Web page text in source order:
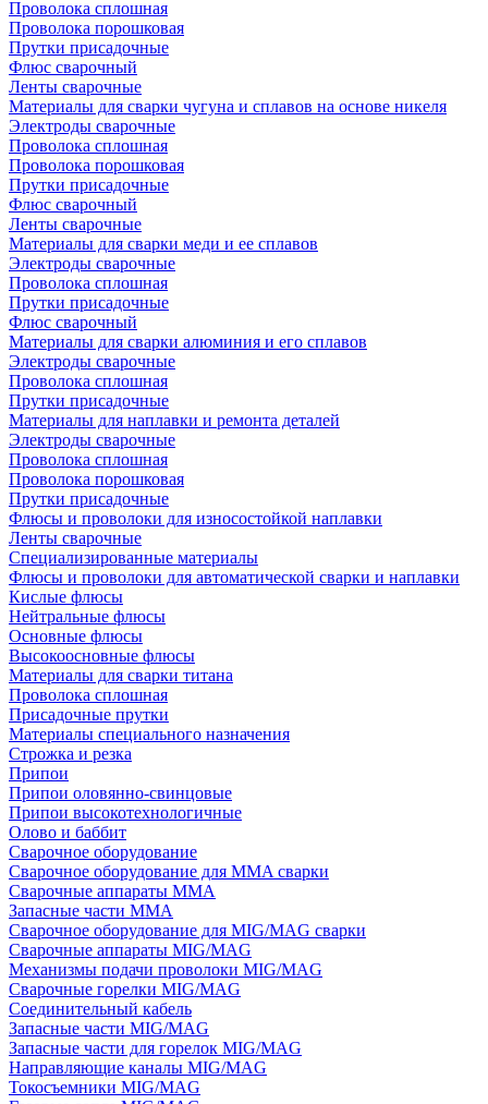
Проволока сплошная
Проволока порошковая
Прутки присадочные
Флюс сварочный
Ленты сварочные
Материалы для сварки чугуна и сплавов на основе никеля
Электроды сварочные
Проволока сплошная
Проволока порошковая
Прутки присадочные
Флюс сварочный
Ленты сварочные
Материалы для сварки меди и ее сплавов
Электроды сварочные
Проволока сплошная
Прутки присадочные
Флюс сварочный
Материалы для сварки алюминия и его сплавов
Электроды сварочные
Проволока сплошная
Прутки присадочные
Материалы для наплавки и ремонта деталей
Электроды сварочные
Проволока сплошная
Проволока порошковая
Прутки присадочные
Флюсы и проволоки для износостойкой наплавки
Ленты сварочные
Специализированные материалы
Флюсы и проволоки для автоматической сварки и наплавки
Кислые флюсы
Нейтральные флюсы
Основные флюсы
Высокоосновные флюсы
Материалы для сварки титана
Проволока сплошная
Присадочные прутки
Материалы специального назначения
Строжка и резка
Припои
Припои оловянно-свинцовые
Припои высокотехнологичные
Олово и баббит
Сварочное оборудование
Сварочное оборудование для MMA сварки
Сварочные аппараты MMA
Запасные части MMA
Сварочное оборудование для MIG/MAG сварки
Сварочные аппараты MIG/MAG
Механизмы подачи проволоки MIG/MAG
Сварочные горелки MIG/MAG
Соединительный кабель
Запасные части MIG/MAG
Запасные части для горелок MIG/MAG
Направляющие каналы MIG/MAG
Токосъемники MIG/MAG